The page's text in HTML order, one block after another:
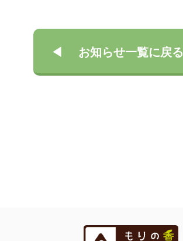
お知らせ一覧に戻る